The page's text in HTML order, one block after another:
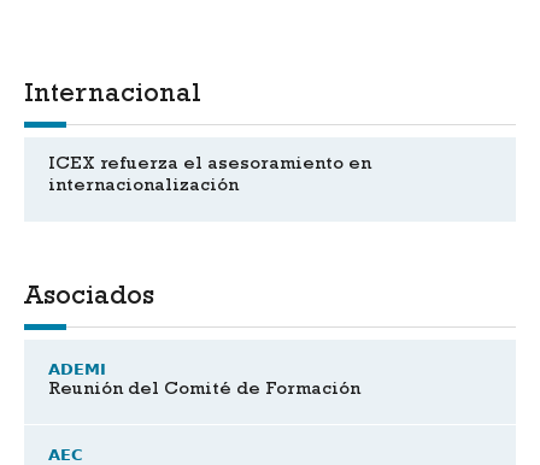
Internacional
ICEX refuerza el asesoramiento en
internacionalización
Asociados
ADEMI
Reunión del Comité de Formación
AEC